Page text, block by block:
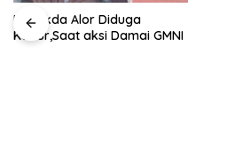
Pj, Sekda Alor Diduga
Kabur,Saat aksi Damai GMNI